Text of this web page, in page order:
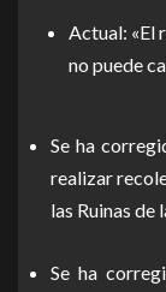
Actual: «El
no puede
Se ha
realizar
las Ruinas de
Se ha